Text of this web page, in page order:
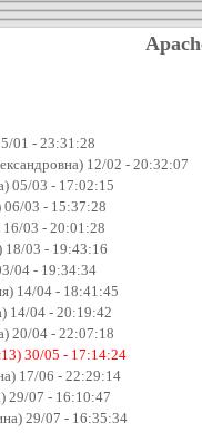
01 - 23:31:28
12/02 - 20:32:07
05/03 - 17:02:15
03 - 15:37:28
03 - 20:01:28
18/03 - 19:43:16
04 - 19:34:34
14/04 - 18:41:45
14/04 - 20:19:42
20/04 - 22:07:18
30/05 - 17:14:24
17/06 - 22:29:14
29/07 - 16:10:47
29/07 - 16:35:34